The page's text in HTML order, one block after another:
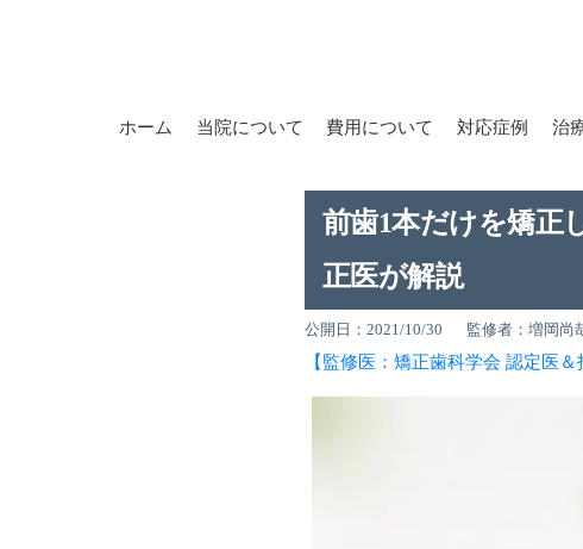
ホーム 当院について 費用について 対応症例 治
前歯1本だけを矯正
正医が解説
公開日：2021/10/30 監修者：増岡尚
【監修医：矯正歯科学会 認定医